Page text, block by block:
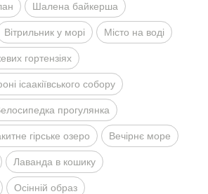
Шалена байкерша
Вiтрильник у морi Мiсто на водi
гортензiях
iсаакiївського собору
прогулянка
гiрське озеро Вечiрнє море
Лаванда в кошику
Осiннiй образ